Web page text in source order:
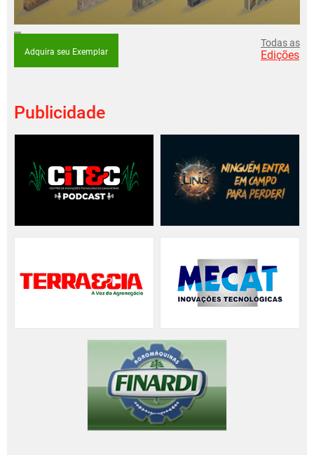
Adquira seu Exemplar
Todas as
Edições
Publicidade